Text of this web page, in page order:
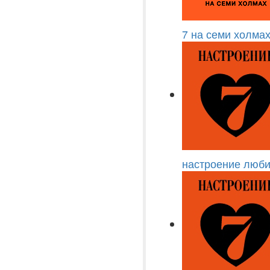
7 на семи холмах
настроение